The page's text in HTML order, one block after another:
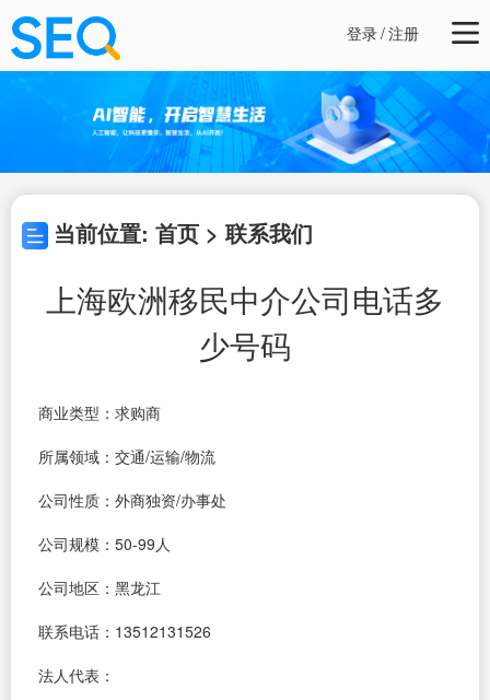
登录/注册
当前位置: 首页 > 联系我们
上海欧洲移民中介公司电话多
少号码
商业类型：求购商
所属领域：交通/运输/物流
公司性质：外商独资/办事处
公司规模：50-99人
公司地区：黑龙江
联系电话：13512131526
法人代表：